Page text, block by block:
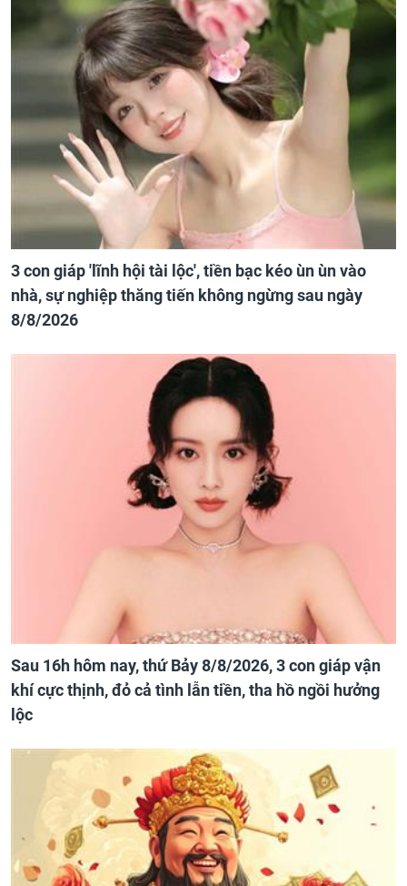
3 con giáp 'lĩnh hội tài lộc', tiền bạc kéo ùn ùn vào
nhà, sự nghiệp thăng tiến không ngừng sau ngày
8/8/2026
Sau 16h hôm nay, thứ Bảy 8/8/2026, 3 con giáp vận
khí cực thịnh, đỏ cả tình lẫn tiền, tha hồ ngồi hưởng
lộc